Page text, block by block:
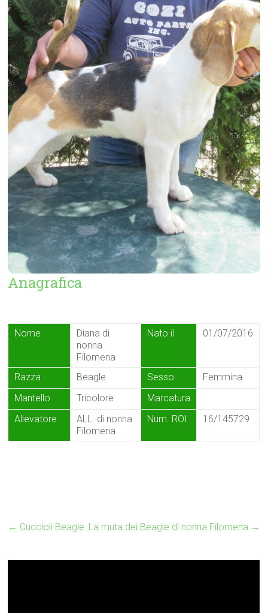
Anagrafica
Nome
Diana di
nonna
Filomena
Nato il 01/07/2016
Razza Beagle Sesso
Femmina
Mantello
Tricolore
Marcatura
Allevatore
ALL. di nonna
Filomena
Num. ROI 16/145729
← Cuccioli Beagle La muta dei Beagle di nonna Filomena →